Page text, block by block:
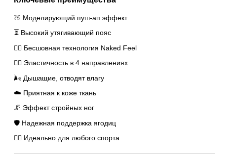
🍑 Моделирующий пуш-ап эффект
⏳ Высокий утягивающий пояс
🧘‍♀️ Бесшовная технология Naked Feel
🤸‍♀️ Эластичность в 4 направлениях
🌬️ Дышащие, отводят влагу
☁️ Приятная к коже ткань
🦵 Эффект стройных ног
🛡️ Надежная поддержка ягодиц
🏃‍♀️ Идеально для любого спорта